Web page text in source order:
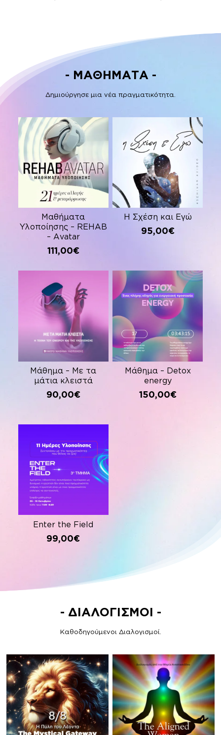
- ΜΑΘΗΜΑΤΑ -
Δημιούργησε μια νέα πραγματικότητα.
Μαθήματα
Υλοποίησης – REHAB
– Avatar
111,00€
Η Σχέση και Εγώ
95,00€
Μάθημα – Με τα
μάτια κλειστά
90,00€
Μάθημα – Detox
energy
150,00€
Enter the Field
99,00€
- ΔΙΑΛΟΓΙΣΜΟΙ -
Καθοδηγούμενοι Διαλογισμοί.